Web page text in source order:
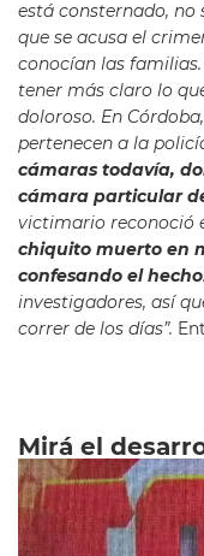
está consternado, no
que se acusa el
conocían las
tener más claro lo
doloroso. En
pertenecen a la
cámaras todavía,
cámara particular
victimario reconoció
chiquito muerto en
confesando el hecho
investigadores, así
correr de los días”.
Mirá el